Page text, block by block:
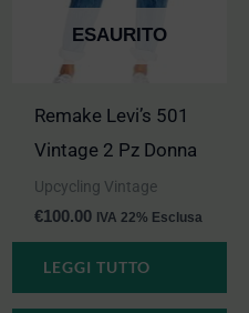
ESAURITO
Remake Levi’s 501
Vintage 2 Pz Donna
Upcycling Vintage
€100.00 IVA 22% Esclusa
LEGGI TUTTO